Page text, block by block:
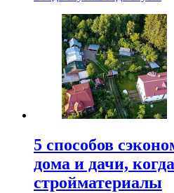
5 способов
дома и дачи,
стройматериалы